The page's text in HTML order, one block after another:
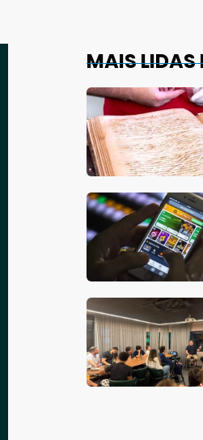
MAIS LIDAS